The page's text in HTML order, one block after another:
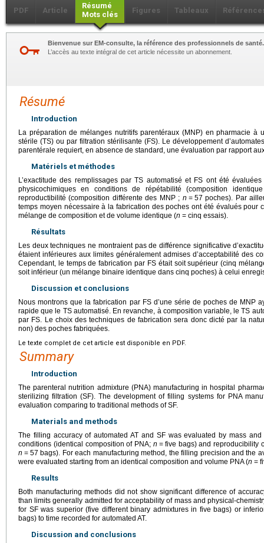
PDF Article
Résumé
Mots clés
Figures Tableaux
Bienvenue sur EM-consulte, la référence des professionnels de santé.
L’accès au texte intégral de cet article nécessite un abonnement.
Résumé
Introduction
La préparation de mélanges nutritifs parentéraux (MNP) en pharmacie à
stérile (TS) ou par filtration stérilisante (FS). Le développement
parentérale requiert, en absence de standard, une évaluation par rapport
Matériels et méthodes
L’exactitude des remplissages par TS automatisé et FS ont été
physicochimiques en conditions de répétabilité (composition
reproductibilité (composition différente des MNP ; n = 57 poches). Par
temps moyen nécessaire à la fabrication des poches ont été évalués pour
mélange de composition et de volume identique (n = cinq essais).
Résultats
Les deux techniques ne montraient pas de différence significative
étaient inférieures aux limites généralement admises d’acceptabilité des
Cependant, le temps de fabrication par FS était soit supérieur (cinq
soit inférieur (un mélange binaire identique dans cinq poches) à celui
Discussion et conclusions
Nous montrons que la fabrication par FS d’une série de poches de MNP
rapide que le TS automatisé. En revanche, à composition variable, le TS
par FS. Le choix des techniques de fabrication sera donc dicté par la
non) des poches fabriquées.
Le texte complet de cet article est disponible en PDF.
Summary
Introduction
The parenteral nutrition admixture (PNA) manufacturing in hospital
sterilizing filtration (SF). The development of filling systems for PNA
evaluation comparing to traditional methods of SF.
Materials and methods
The filling accuracy of automated AT and SF was evaluated by mass
conditions (identical composition of PNA; n = five bags) and reproducibility
n = 57 bags). For each manufacturing method, the filling precision and the
were evaluated starting from an identical composition and volume PNA (n =
Results
Both manufacturing methods did not show significant difference of
than limits generally admitted for acceptability of mass and physical-
for SF was superior (five different binary admixtures in five bags) or
bags) to time recorded for automated AT.
Discussion and conclusions